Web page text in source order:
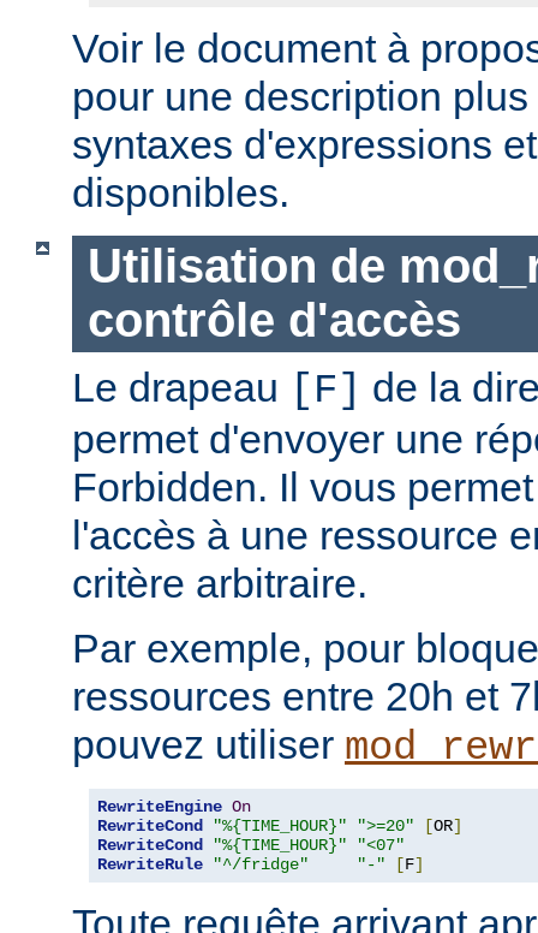
Voir le document à
pour une description
syntaxes d'expressions
disponibles.
Utilisation de
contrôle d'accès
Le drapeau [F] de la
permet d'envoyer une
Forbidden. Il vous
l'accès à une ressource
critère arbitraire.
Par exemple, pour
ressources entre 20h et
pouvez utiliser
RewriteEngine On
RewriteCond
"%{TIME_HOUR}" ">=20" [OR]
RewriteCond
"%{TIME_HOUR}"
"<07"
RewriteRule
"^/fridge" "-" [F]
Toute requête arrivant